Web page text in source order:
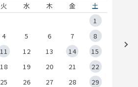
火 水 木 金
土
1
4 5 6 7
8
11 12 13 14
15
18 19 20 21
22
25 26 27 28
29